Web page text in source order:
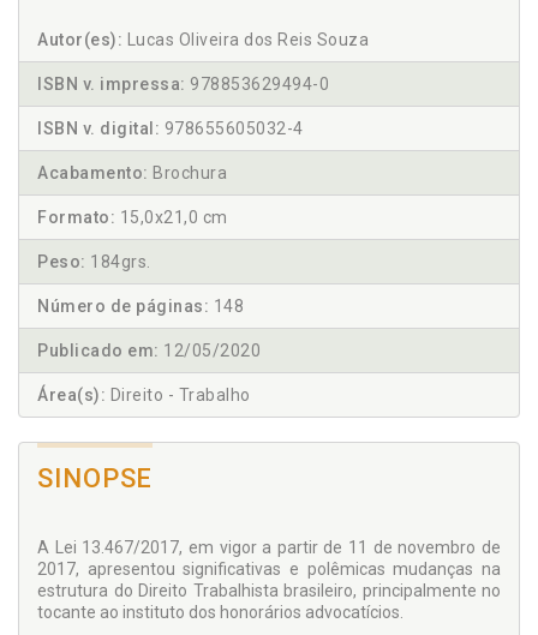
Autor(es): Lucas Oliveira dos Reis Souza
ISBN v. impressa: 978853629494-0
ISBN v. digital: 978655605032-4
Acabamento: Brochura
Formato: 15,0x21,0 cm
Peso: 184grs.
Número de páginas: 148
Publicado em: 12/05/2020
Área(s): Direito - Trabalho
SINOPSE
A Lei 13.467/2017, em vigor a partir de 11 de novembro de
2017, apresentou significativas e polêmicas mudanças na
estrutura do Direito Trabalhista brasileiro, principalmente no
tocante ao insti­tuto dos honorários advocatícios.